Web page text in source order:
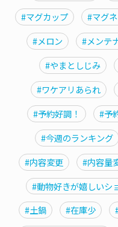
#マグカップ
#マグ
#メロン
#メンテ
#やまとしじみ
#ワケアリあられ
#予約好調！
#予
#今週のランキング
#内容変更
#内容量
#動物好きが嬉しいシ
#土鍋
#在庫少